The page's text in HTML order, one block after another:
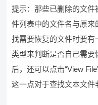
提示：那些已删除的文
件列表中的文件名与原
找需要恢复的文件时要
类型来判断是否自己需
后，还可以点击“View
这一点对于查找文本文件